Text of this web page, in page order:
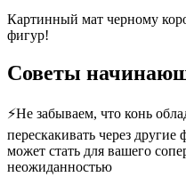
Картинный мат черному
фигур!
Советы
⚡Не забываем, что конь
перескакивать через
может стать для вашего
неожиданностью